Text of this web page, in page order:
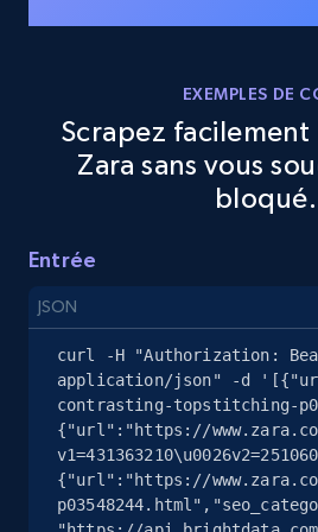
Seller reviews, Breadcrumbs,
more.
eBay - Collect products
URL, Product id, Title, Seller
Seller reviews, Breadcrumbs,
more.
2.5K+ 359+
EXEMPLES DE
Scrapez facilement
Zara sans vous
bloqué.
Entrée
JSON
curl -H "Authorization:
application/json" -d
contrasting-topstitching-
{"url":"https://
{"url":"https://